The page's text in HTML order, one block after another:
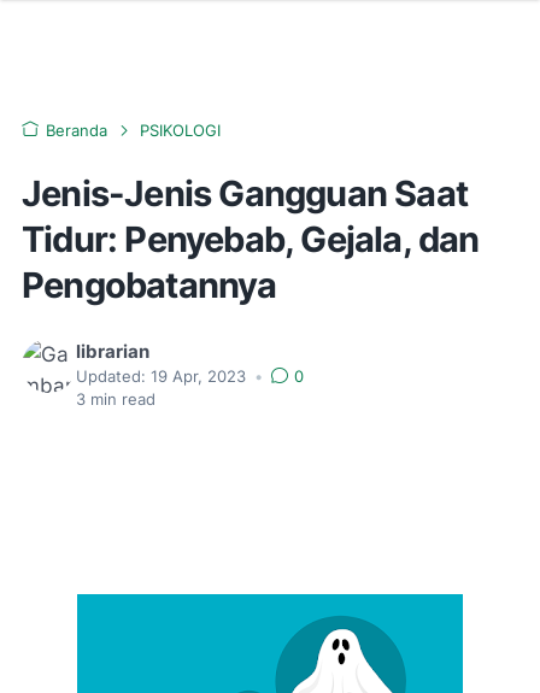
Beranda PSIKOLOGI
Jenis-Jenis Gangguan Saat
Tidur: Penyebab, Gejala, dan
Pengobatannya
librarian
Updated: 19 Apr, 2023 •
0
3 min read